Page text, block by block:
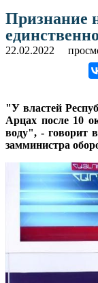
Признание
22.02.2022
"У властей
Арцах после 10
воду", - говорит
замминистра